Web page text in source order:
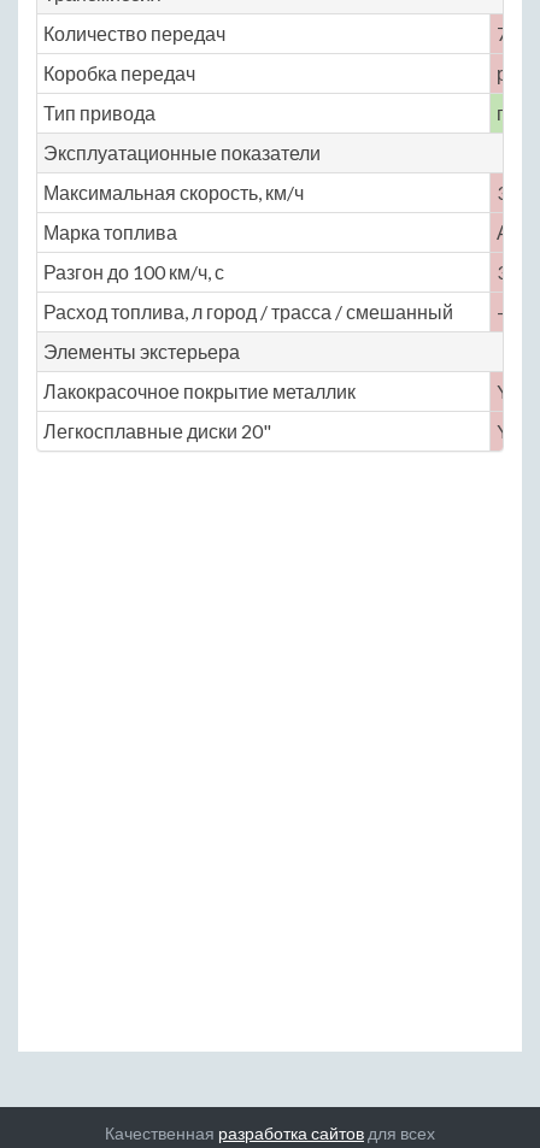
Количество передач
7
Коробка передач
Тип привода
Эксплуатационные показатели
Максимальная скорость, км/ч
335
Марка топлива
АИ-
Разгон до 100 км/ч, с
3.7
Расход топлива, л город / трасса / смешанный
— /
Элементы экстерьера
Лакокрасочное покрытие металлик
Yes
Легкосплавные диски 20"
Yes
Качественная разработка сайтов для всех